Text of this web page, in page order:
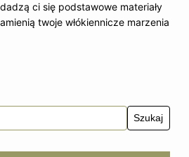
ci się podstawowe materiały
twoje włókiennicze marzenia